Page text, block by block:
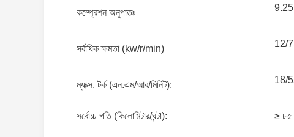
কম্প্রেশন অনুপাতঃ
সর্বাধিক ক্ষমতা (kw/r/min) 12/
ম্যাক্স. টর্ক (এন.এম/আর/মিনিট): 18/
সর্বোচ্চ গতি (কিলোমিটার/ঘন্টা): ≥ ৮৫